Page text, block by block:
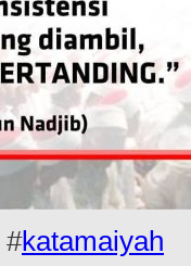
#katamaiyah